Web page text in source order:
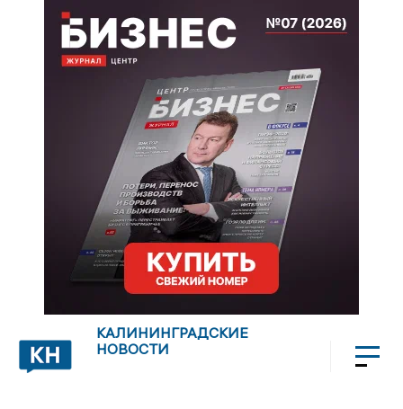
КАЛИНИНГРАДСКИЕ
НОВОСТИ